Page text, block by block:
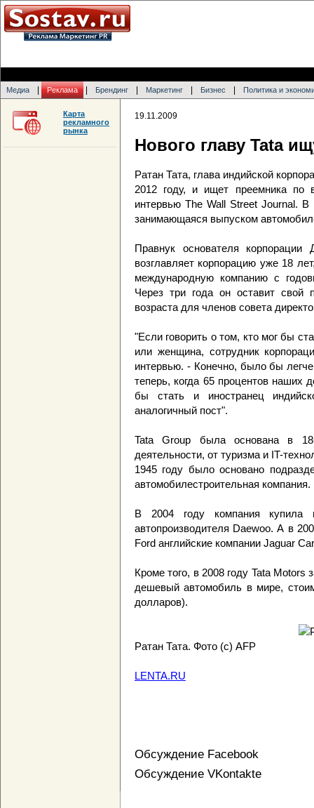
Медиа Реклама Брендинг Маркетинг Бизнес Политика и
19.11.2009
Нового главу Tata
Ратан Тата, глава индийской
2012 году, и ищет преемника
интервью The Wall Street Journal. В
занимающаяся выпуском
Правнук основателя
возглавляет корпорацию уже 18
международную компанию с
Через три года он оставит свой
возраста для членов совета
"Если говорить о том, кто мог бы
или женщина, сотрудник
интервью. - Конечно, было бы
теперь, когда 65 процентов наших
бы стать и иностранец
аналогичный пост".
Tata Group была основана в
деятельности, от туризма и IT-
1945 году было основано
автомобилестроительная компания.
В 2004 году компания купила
автопроизводителя Daewoo. А в
Ford английские компании Jaguar
Кроме того, в 2008 году Tata Motors
дешевый автомобиль в мире,
долларов).
Ратан Тата. Фото (c) AFP
LENTA.RU
Обсуждение Facebook
Обсуждение VKontakte
Карта
рекламного
рынка